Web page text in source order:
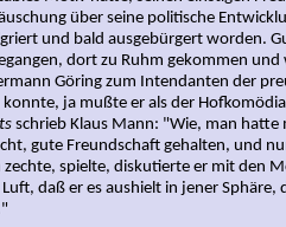
über seine politische
und bald ausgebürgert worden.
dort zu Ruhm gekommen
Göring zum Intendanten der
ja mußte er als der
schrieb Klaus Mann: "Wie, man
gute Freundschaft gehalten, und
spielte, diskutierte er mit den
daß er es aushielt in jener Sphäre,
dort."